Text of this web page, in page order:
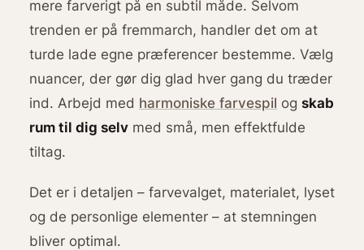
mere farverigt på en subtil måde. Selvom
trenden er på fremmarch, handler det om at
turde lade egne præferencer bestemme. Vælg
nuancer, der gør dig glad hver gang du træder
ind. Arbejd med harmoniske farvespil og skab
rum til dig selvmed små, men effektfulde
tiltag.
Det er i detaljen – farvevalget, materialet, lyset
og de personlige elementer – at stemningen
bliver optimal.